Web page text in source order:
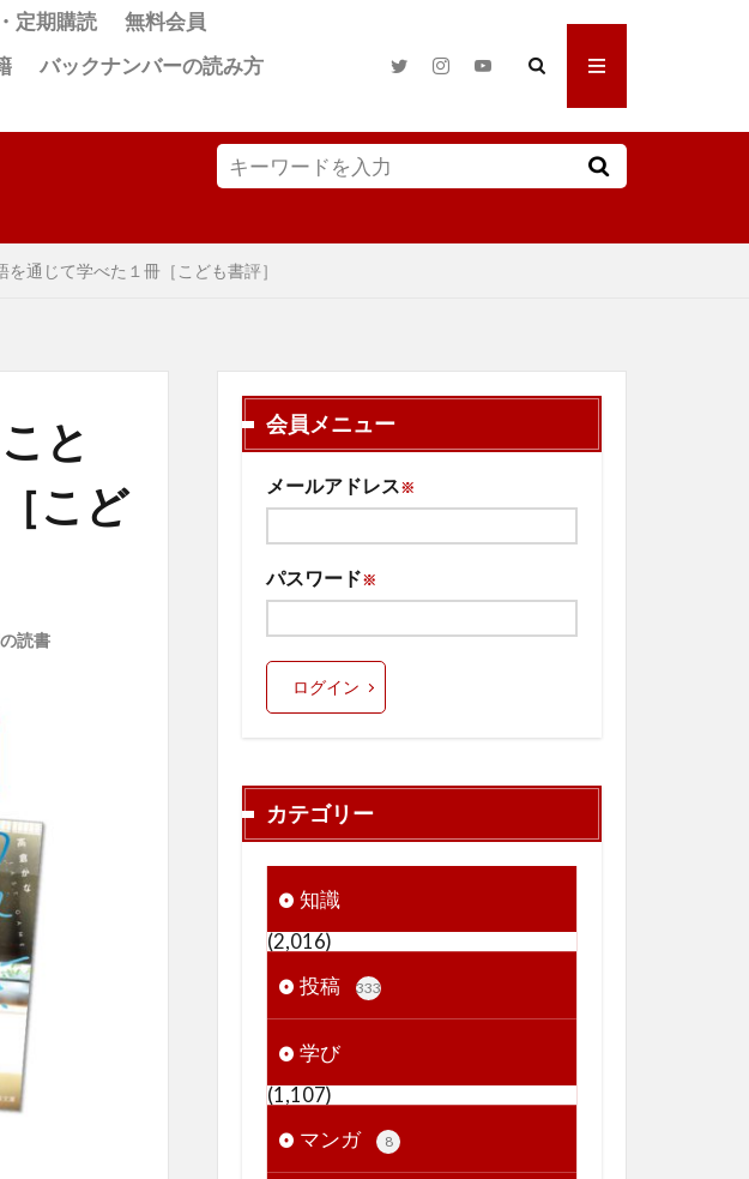
定期購読
無料会員
バックナンバーの読み方
通じて学べた１冊［こども書評］
と
こど
読書
会員メニュー
メールアドレス※
パスワード※
ログイン
カテゴリー
知識
(2,016)
投稿
333
学び
(1,107)
マンガ
8